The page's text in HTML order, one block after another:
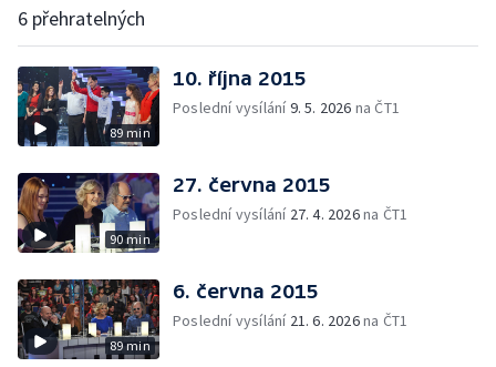
6 přehratelných
89 min
10. října 2015
Poslední vysílání9. 5. 2026 na ČT1
90 min
27. června 2015
Poslední vysílání 27. 4. 2026na ČT1
89 min
6. června 2015
Poslední vysílání 21. 6. 2026na ČT1